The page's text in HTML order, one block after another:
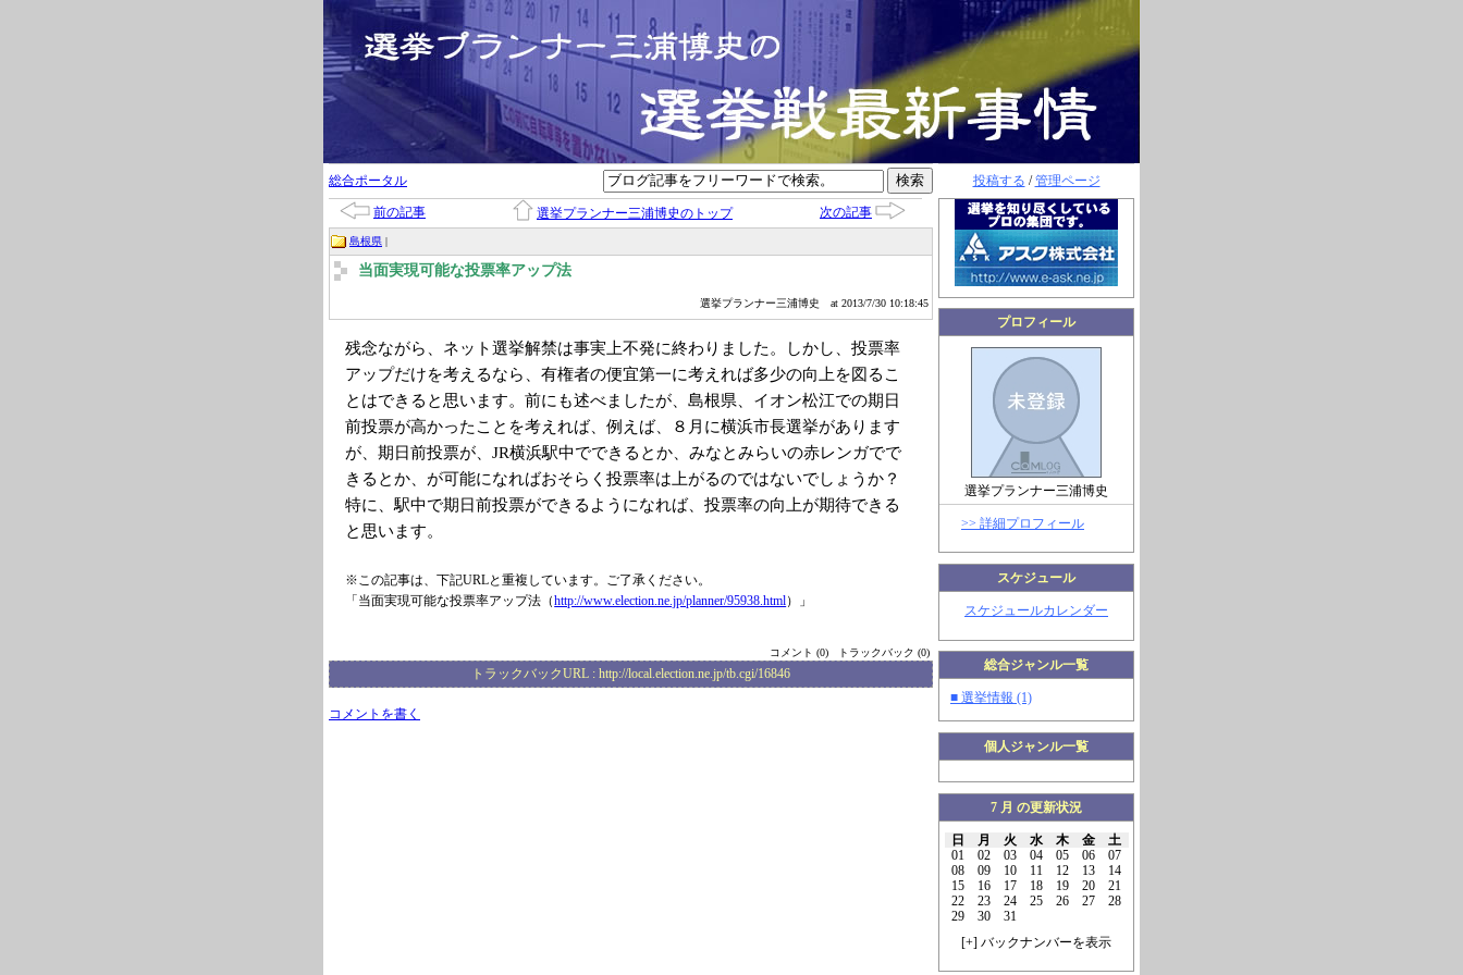
投稿する /管理ページ
プロフィール
選挙プランナー三浦博史
>> 詳細プロフィール
スケジュール
スケジュールカレンダー
総合ジャンル一覧
■ 選挙情報 (1)
個人ジャンル一覧
7 月 の更新状況
日 月 火 水 木 金
土
01
02 03 04 05 06
07
08
09 10 11 12 13
14
15
16 17 18 19 20
21
22
23 24 25 26 27
28
29
30
31
[+] バックナンバーを表示
総合ポータル
前の記事 選挙プランナー三浦博史のトップ 次の記事
島根県 |
当面実現可能な投票率アップ法
選挙プランナー三浦博史 at 2013/7/30 10:18:45
残念ながら、ネット選挙解禁は事実上不発に終わりました。しかし、投票率
アップだけを考えるなら、有権者の便宜第一に考えれば多少の向上を図るこ
とはできると思います。前にも述べましたが、島根県、イオン松江での期日
前投票が高かったことを考えれば、例えば、８月に横浜市長選挙があります
が、期日前投票が、JR横浜駅中でできるとか、みなとみらいの赤レンガでで
きるとか、が可能になればおそらく投票率は上がるのではないでしょうか？
特に、駅中で期日前投票ができるようになれば、投票率の向上が期待できる
と思います。
※この記事は、下記URLと重複しています。ご了承ください。
「当面実現可能な投票率アップ法（http://www.election.ne.jp/planner/95938.html）」
コメント (0) トラックバック (0)
トラックバックURL : http://local.election.ne.jp/tb.cgi/16846
コメントを書く